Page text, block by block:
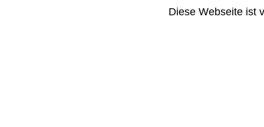
Diese Webseite ist